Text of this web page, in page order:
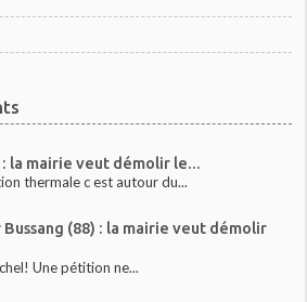
: la mairie veut démolir le...
thermale c est autour du...
Bussang (88) : la mairie veut démolir
Une pétition ne...